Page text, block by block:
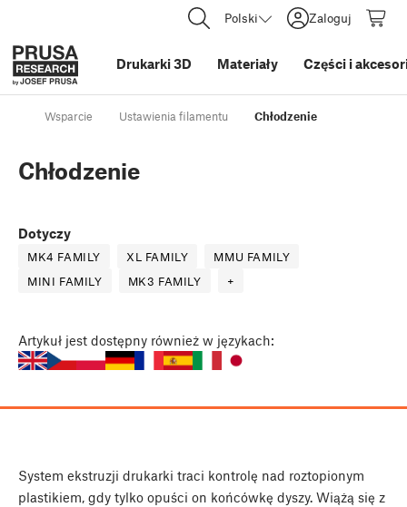
Polski Zaloguj
Drukarki 3D Materiały Części i
Wsparcie Ustawienia filamentu Chłodzenie
Chłodzenie
Dotyczy
MK4 FAMILY XL FAMILY
MMU FAMILY
MINI FAMILY
MK3 FAMILY +
Artykuł jest dostępny również w językach:
System ekstruzji drukarki traci kontrolę nad roztopionym
plastikiem, gdy tylko opuści on końcówkę dyszy. Wiążą się z